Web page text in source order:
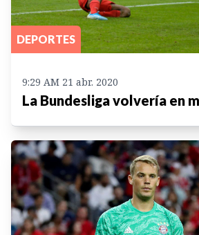
DEPORTES
9:29 AM 21 abr. 2020
La Bundesliga volvería en